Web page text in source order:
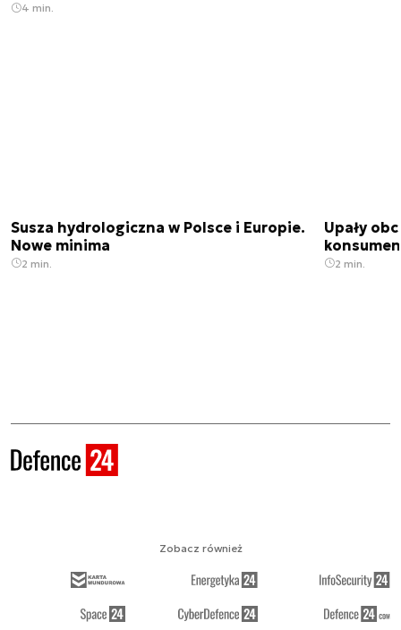
4 min.
Susza hydrologiczna w Polsce i Europie.
Nowe minima
2 min.
Upały
2 min.
Zobacz również